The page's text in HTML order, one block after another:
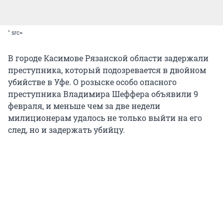
" src=
В городе Касимове Рязанской области задержали
преступника, который подозревается в двойном
убийстве в Уфе. О розыске особо опасного
преступника Владимира Шеффера объявили 9
февраля, и меньше чем за две недели
милиционерам удалось не только выйти на его
след, но и задержать убийцу.